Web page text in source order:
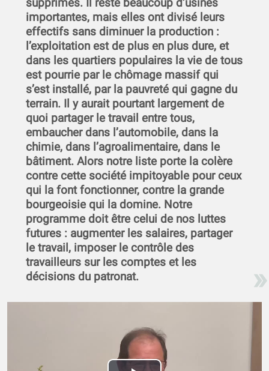
supprimés. Il reste beaucoup d’usines
importantes, mais elles ont divisé leurs
effectifs sans diminuer la production :
l’exploitation est de plus en plus dure, et
dans les quartiers populaires la vie de tous
est pourrie par le chômage massif qui
s’est installé, par la pauvreté qui gagne du
terrain. Il y aurait pourtant largement de
quoi partager le travail entre tous,
embaucher dans l’automobile, dans la
chimie, dans l’agroalimentaire, dans le
bâtiment. Alors notre liste porte la colère
contre cette société impitoyable pour ceux
qui la font fonctionner, contre la grande
bourgeoisie qui la domine. Notre
programme doit être celui de nos luttes
futures : augmenter les salaires, partager
le travail, imposer le contrôle des
travailleurs sur les comptes et les
décisions du patronat.